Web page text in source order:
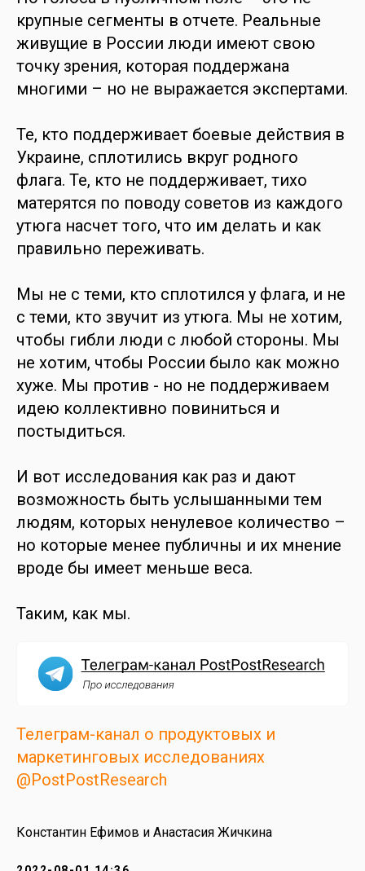
крупные сегменты в отчете. Реальные
живущие в России люди имеют свою
точку зрения, которая поддержана
многими – но не выражается экспертами.
Те, кто поддерживает боевые действия в
Украине, сплотились вкруг родного
флага. Те, кто не поддерживает, тихо
матерятся по поводу советов из каждого
утюга насчет того, что им делать и как
правильно переживать.
Мы не с теми, кто сплотился у флага, и не
с теми, кто звучит из утюга. Мы не хотим,
чтобы гибли люди с любой стороны. Мы
не хотим, чтобы России было как можно
хуже. Мы против - но не поддерживаем
идею коллективно повиниться и
постыдиться.
И вот исследования как раз и дают
возможность быть услышанными тем
людям, которых ненулевое количество –
но которые менее публичны и их мнение
вроде бы имеет меньше веса.
Таким, как мы.
Телеграм-канал о продуктовых и
маркетинговых исследованиях
@PostPostResearch
Константин Ефимов и Анастасия Жичкина